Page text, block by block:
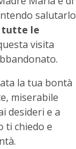
salutarlo
tutte le
visita
la tua bontà
miserabile
desideri e a
ti chiedo e